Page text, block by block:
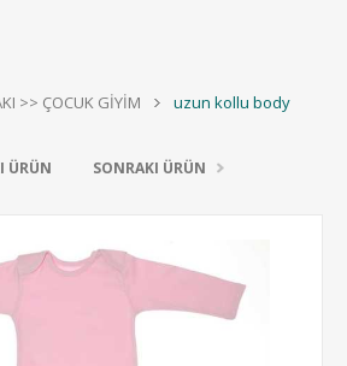
>> ÇOCUK GİYİM uzun kollu body
ÜRÜN SONRAKI ÜRÜN